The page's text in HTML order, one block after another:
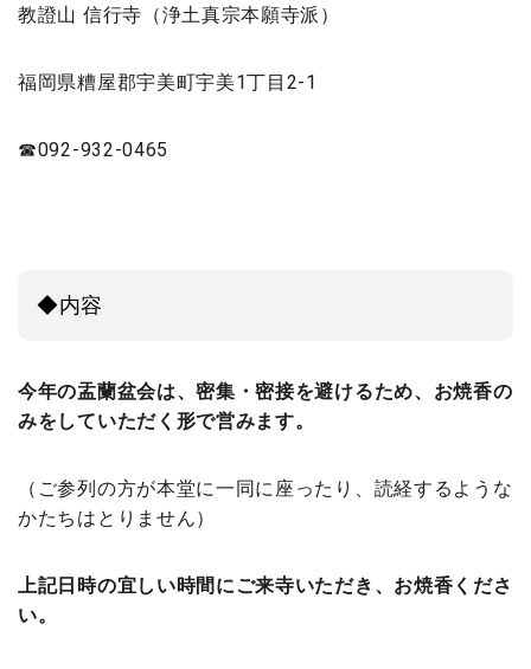
教證山 信行寺（浄土真宗本願寺派）
福岡県糟屋郡宇美町宇美1丁目2-1
☎092-932-0465
◆内容
今年の盂蘭盆会は、密集・密接を避けるため、お焼香の
みをしていただく形で営みます。
（ご参列の方が本堂に一同に座ったり、読経するような
かたちはとりません）
上記日時の宜しい時間にご来寺いただき、お焼香くださ
い。